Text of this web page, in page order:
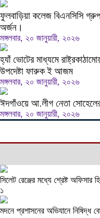
ফুলবাড়িয়া কলেজ বিএনসিসি গ্রুপ
অর্জন।
মঙ্গলবার, ২০ জানুয়ারী, ২০২৬
হ্যাঁ ভোটের মাধ্যমে
উপদেষ্টা ফারুক ই আজম
মঙ্গলবার, ২০ জানুয়ারী, ২০২৬
ঈদগাঁওয়ে আ.লীগ নেতা
মঙ্গলবার, ২০ জানুয়ারী, ২০২৬
সিলেট রেঞ্জের মধ্যে শ্রেষ্ট
১
মদনে প্রশাসনের অভিযানে নিষিদ্ধ